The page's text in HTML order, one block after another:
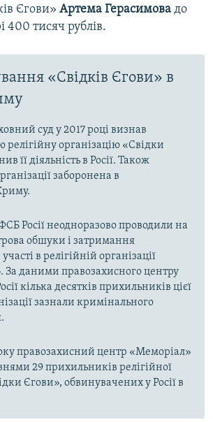
Єгови» Артема Герасимова до
400 тисяч рублів.
«Свідків Єгови» в
суд у 2017 році визнав
релігійну організацію «Свідки
її діяльність в Росії. Також
заборонена в
Росії неодноразово проводили на
обшуки і затримання
в релігійній організації
За даними правозахисного центру
кілька десятків прихильників цієї
зазнали кримінального
правозахисний центр «Меморіал»
29 прихильників релігійної
Єгови», обвинувачених у Росії в